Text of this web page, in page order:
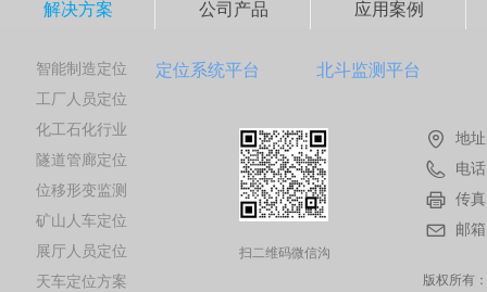
测距的情况，通过配置软件可以设置终端的相关参数。
脉冲测距技术，相比于其他技术有什么特点呢？特点1是，精
误差；特点2，在使用过程中不需要校准，也不需要维护；特
4，测距终端安装方便，只需供电就可以使用，设备采用工业
级标准设计，防护等级IP六七，支持365天连续运行。
测距终端可选配485或者网口输出数据，可以根据需要选择其
中一种数据输出接口，终端支持Modbus-RTU通信协议，方便
和PLC对接，网口输出支持UDP和TCP通信协议，同时还可
扫二维码微信沟
地
电
传
邮
版权所有：
解决方案 公司产品 应用案例
定位系统平台 北斗监测平台
智能制造定位
工厂人员定位
化工石化行业
隧道管廊定位
位移形变监测
矿山人车定位
展厅人员定位
天车定位方案